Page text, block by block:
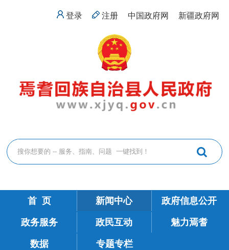
登录 注册 中国政府网 新疆政府网
首 页 新闻中心 政府信息公开
政务服务 政民互动 魅力焉耆
数据 专题专栏